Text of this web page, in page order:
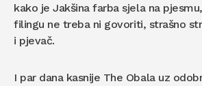
kako je Jakšina farba sjela na
filingu ne treba ni govoriti, strašno
i pjevač.
I par dana kasnije The Obala uz